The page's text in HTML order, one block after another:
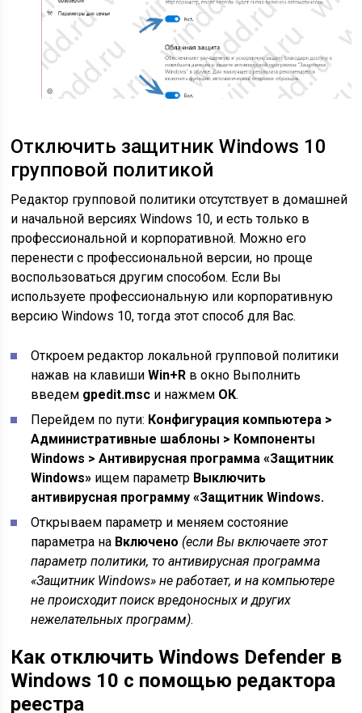
Отключить защитник Windows 10
групповой политикой
Редактор групповой политики отсутствует в домашней
и начальной версиях Windows 10, и есть только в
профессиональной и корпоративной. Можно его
перенести с профессиональной версии, но проще
воспользоваться другим способом. Если Вы
используете профессиональную или корпоративную
версию Windows 10, тогда этот способ для Вас.
Откроем редактор локальной групповой политики
нажав на клавишиWin+R в окно Выполнить
введем gpedit.msc и нажмем ОК.
Перейдем по пути: Конфигурация компьютера >
Административные шаблоны > Компоненты
Windows > Антивирусная программа «Защитник
Windows» ищем параметр Выключить
антивирусная программу «Защитник Windows.
Открываем параметр и меняем состояние
параметра на Включено (если Вы включаете этот
параметр политики, то антивирусная программа
«Защитник Windows» не работает, и на компьютере
не происходит поиск вредоносных и других
нежелательных программ).
Как отключить Windows Defender в
Windows 10 с помощью редактора
реестра